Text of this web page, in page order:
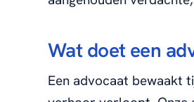
Wat doet een
Een advocaat bewaakt